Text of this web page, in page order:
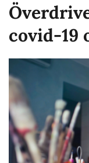
covid-19